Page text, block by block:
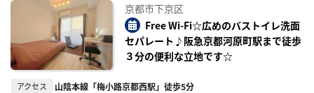
録
京都市下京区
Free Wi-Fi☆広めのバストイレ洗面
セパレート♪阪急京都河原町駅まで徒歩
３分の便利な立地です☆
アクセス 山陰本線「梅小路京都西駅」徒歩5分